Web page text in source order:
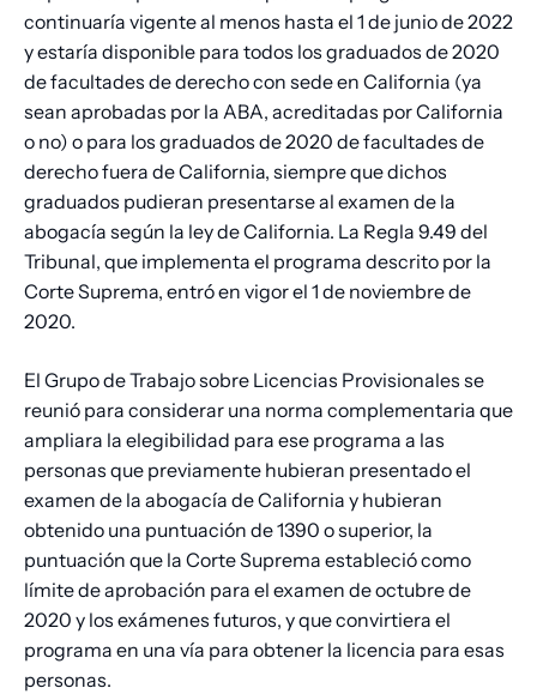
continuaría vigente al menos hasta el 1 de junio de 2022
y estaría disponible para todos los graduados de 2020
de facultades de derecho con sede en California (ya
sean aprobadas por la ABA, acreditadas por California
o no) o para los graduados de 2020 de facultades de
derecho fuera de California, siempre que dichos
graduados pudieran presentarse al examen de la
abogacía según la ley de California. La Regla 9.49 del
Tribunal, que implementa el programa descrito por la
Corte Suprema, entró en vigor el 1 de noviembre de
2020.
El Grupo de Trabajo sobre Licencias Provisionales se
reunió para considerar una norma complementaria que
ampliara la elegibilidad para ese programa a las
personas que previamente hubieran presentado el
examen de la abogacía de California y hubieran
obtenido una puntuación de 1390 o superior, la
puntuación que la Corte Suprema estableció como
límite de aprobación para el examen de octubre de
2020 y los exámenes futuros, y que convirtiera el
programa en una vía para obtener la licencia para esas
personas.